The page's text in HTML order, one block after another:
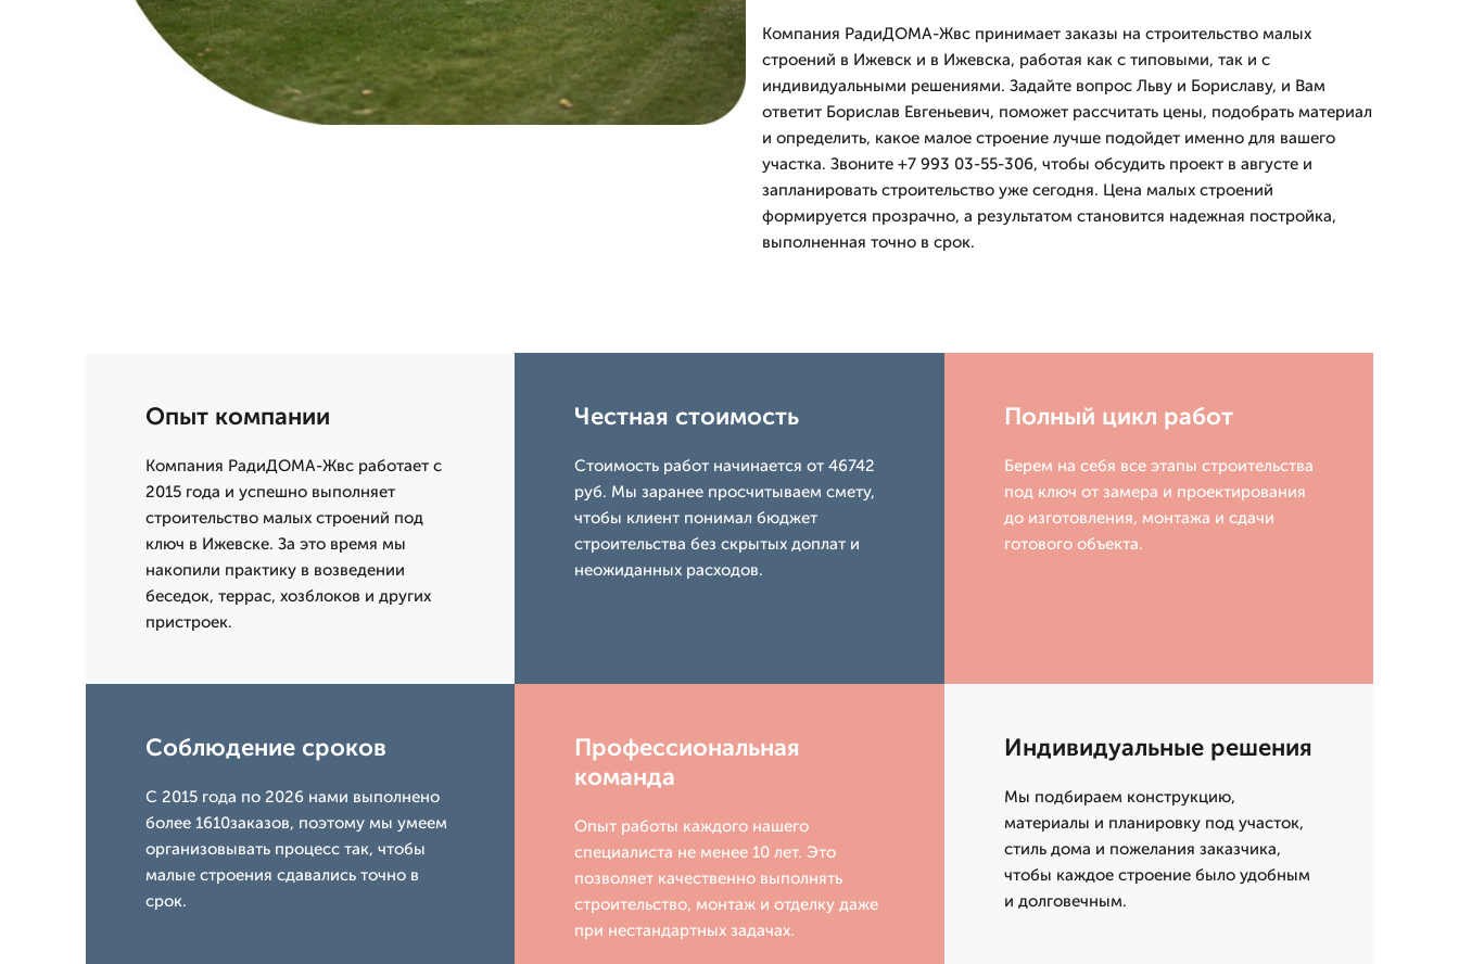
Компания РадиДОМА-Жвс принимает заказы на строительство малых
строений в Ижевск и в Ижевска, работая как с типовыми, так и с
индивидуальными решениями. Задайте вопрос Льву и Бориславу, и Вам
ответит Борислав Евгеньевич, поможет рассчитать цены, подобрать материал
и определить, какое малое строение лучше подойдет именно для вашего
участка. Звоните +7 993 03-55-306, чтобы обсудить проект в августе и
запланировать строительство уже сегодня. Цена малых строений
формируется прозрачно, а результатом становится надежная постройка,
выполненная точно в срок.
Опыт компании
Компания РадиДОМА-Жвс работает с
2015 года и успешно выполняет
строительство малых строений под
ключ в Ижевске. За это время мы
накопили практику в возведении
беседок, террас, хозблоков и других
пристроек.
Честная стоимость
Стоимость работ начинается от 46742
руб. Мы заранее просчитываем смету,
чтобы клиент понимал бюджет
строительства без скрытых доплат и
неожиданных расходов.
Полный цикл работ
Берем на себя все этапы строительства
под ключ от замера и проектирования
до изготовления, монтажа и сдачи
готового объекта.
Соблюдение сроков
С 2015 года по 2026 нами выполнено
более 1610заказов, поэтому мы умеем
организовывать процесс так, чтобы
малые строения сдавались точно в
срок.
Профессиональная
команда
Опыт работы каждого нашего
специалиста не менее 10 лет. Это
позволяет качественно выполнять
строительство, монтаж и отделку даже
при нестандартных задачах.
Индивидуальные решения
Мы подбираем конструкцию,
материалы и планировку под участок,
стиль дома и пожелания заказчика,
чтобы каждое строение было удобным
и долговечным.